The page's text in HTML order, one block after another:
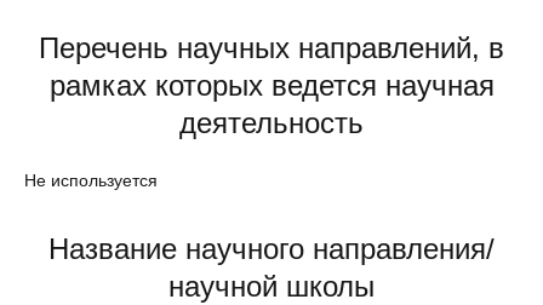
Перечень научных направлений, в
рамках которых ведется научная
деятельность
Не используется
Название научного направления/
научной школы